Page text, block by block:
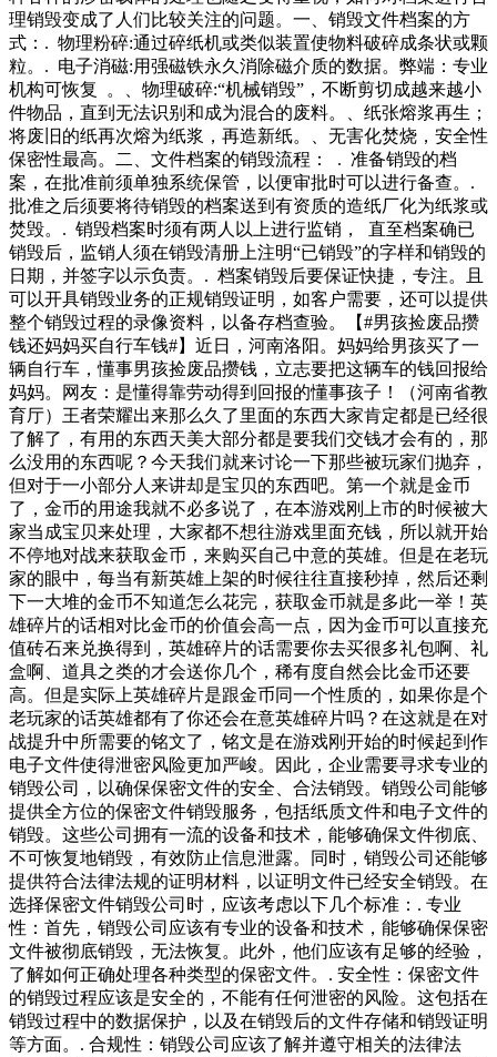
个幸运点的农民。对于这些老百姓日常的春种秋收，冬季卖粮
食的事情，朱之文和普通老百姓一样，把地里的收成看得比一
场商业演出要重。在朱之文的眼里，农民靠种地就是。个多小
时后，嫌疑人终于在衡山落网。原来，两男子车上不仅只有黄
铜丝，还有用同样袋子装好的黄泥巴，专找流动的收废品的
卖"黄铜丝"，只待收废品的不留意，便用黄泥巴将黄铜掉包，
得手后即迅速驾车离开作案地。潇湘晨报记
理销毁变成了人们比较关注的问题。一、销毁文件档案的方
式：. 物理粉碎:通过碎纸机或类似装置使物料破碎成条状或颗
粒。. 电子消磁:用强磁铁永久消除磁介质的数据。弊端：专业
机构可恢复 。、物理破碎:“机械销毁”，不断剪切成越来越小
件物品，直到无法识别和成为混合的废料。、纸张熔浆再生；
将废旧的纸再次熔为纸浆，再造新纸。、无害化焚烧，安全性
保密性最高。二、文件档案的销毁流程： . 准备销毁的档
案，在批准前须单独系统保管，以便审批时可以进行备查。.
批准之后须要将待销毁的档案送到有资质的造纸厂化为纸浆或
焚毁。. 销毁档案时须有两人以上进行监销， 直至档案确已
销毁后，监销人须在销毁清册上注明“已销毁”的字样和销毁的
日期，并签字以示负责。. 档案销毁后要保证快捷，专注。且
可以开具销毁业务的正规销毁证明，如客户需要，还可以提供
整个销毁过程的录像资料，以备存档查验。【#男孩捡废品攒
钱还妈妈买自行车钱#】近日，河南洛阳。妈妈给男孩买了一
辆自行车，懂事男孩捡废品攒钱，立志要把这辆车的钱回报给
妈妈。网友：是懂得靠劳动得到回报的懂事孩子！（河南省教
育厅）王者荣耀出来那么久了里面的东西大家肯定都是已经很
了解了，有用的东西天美大部分都是要我们交钱才会有的，那
么没用的东西呢？今天我们就来讨论一下那些被玩家们抛弃，
但对于一小部分人来讲却是宝贝的东西吧。第一个就是金币
了，金币的用途我就不必多说了，在本游戏刚上市的时候被大
家当成宝贝来处理，大家都不想往游戏里面充钱，所以就开始
不停地对战来获取金币，来购买自己中意的英雄。但是在老玩
家的眼中，每当有新英雄上架的时候往往直接秒掉，然后还剩
下一大堆的金币不知道怎么花完，获取金币就是多此一举！英
雄碎片的话相对比金币的价值会高一点，因为金币可以直接充
值砖石来兑换得到，英雄碎片的话需要你去买很多礼包啊、礼
盒啊、道具之类的才会送你几个，稀有度自然会比金币还要
高。但是实际上英雄碎片是跟金币同一个性质的，如果你是个
老玩家的话英雄都有了你还会在意英雄碎片吗？在这就是在对
战提升中所需要的铭文了，铭文是在游戏刚开始的时候起到作
电子文件使得泄密风险更加严峻。因此，企业需要寻求专业的
销毁公司，以确保保密文件的安全、合法销毁。销毁公司能够
提供全方位的保密文件销毁服务，包括纸质文件和电子文件的
销毁。这些公司拥有一流的设备和技术，能够确保文件彻底、
不可恢复地销毁，有效防止信息泄露。同时，销毁公司还能够
提供符合法律法规的证明材料，以证明文件已经安全销毁。在
选择保密文件销毁公司时，应该考虑以下几个标准：. 专业
性：首先，销毁公司应该有专业的设备和技术，能够确保保密
文件被彻底销毁，无法恢复。此外，他们应该有足够的经验，
了解如何正确处理各种类型的保密文件。. 安全性：保密文件
的销毁过程应该是安全的，不能有任何泄密的风险。这包括在
销毁过程中的数据保护，以及在销毁后的文件存储和销毁证明
等方面。. 合规性：销毁公司应该了解并遵守相关的法律法